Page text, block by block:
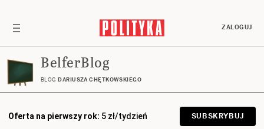
ZALOGUJ
BelferBlog
BLOG DARIUSZA CHĘTKOWSKIEGO
Oferta na pierwszy rok: 5 zł/tydzień SUBSKRYBUJ